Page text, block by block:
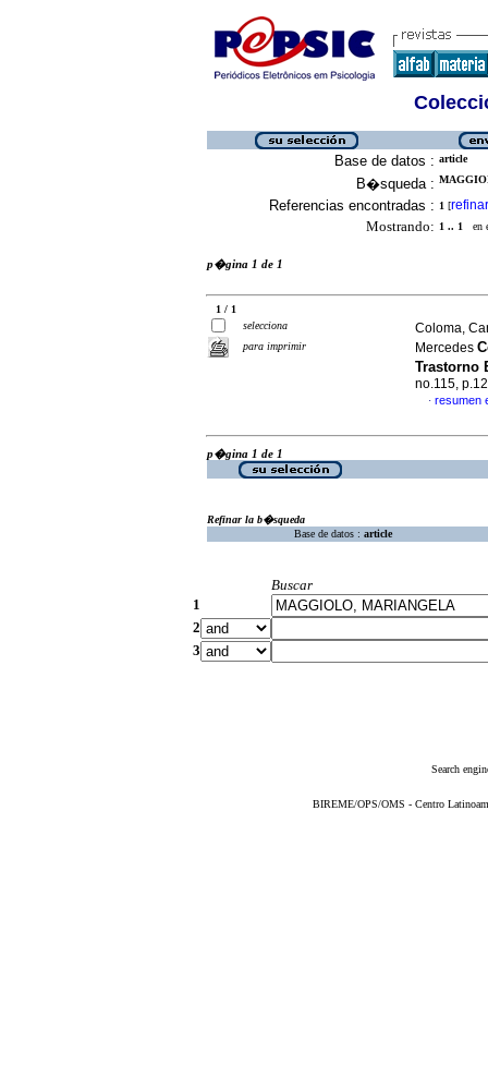
Base de datos : article
B�squeda :
Referencias encontradas : 1 [refinar
Mostrando: 1 .. 1 en
p�gina 1 de 1
1 / 1
selecciona
para imprimir
Coloma,
Mercedes
Trastorno
no.115,
· resumen
p�gina 1 de 1
Refinar la b�squeda
Base de datos : article
Buscar
1
2
3
Search
BIREME/OPS/OMS - Centro